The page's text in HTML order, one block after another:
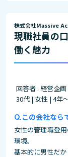
株式会社Massive
現職社員の
働く魅力
回答者 : 経営企画
30代 | 女性 | 4年
この会社なら
女性の管理職登
環境。
基本的に男性だ